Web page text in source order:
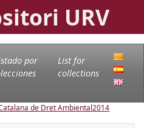
URV
por
List for
collections
de Dret Ambiental2014